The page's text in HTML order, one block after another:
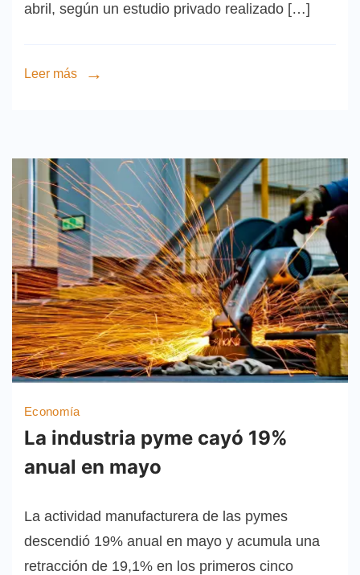
abril, según un estudio privado realizado […]
Leer más
Economía
La industria pyme cayó 19%
anual en mayo
La actividad manufacturera de las pymes
descendió 19% anual en mayo y acumula una
retracción de 19,1% en los primeros cinco